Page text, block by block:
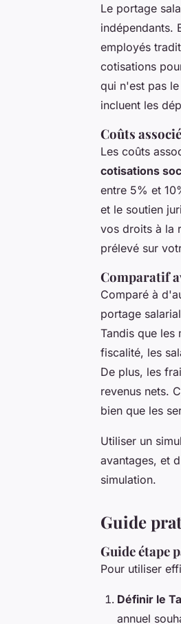
Le portage
indépendants.
employés
cotisations
qui n'est pas
incluent les
Coûts
Les coûts
cotisations
entre 5% et
et le soutien
vos droits à la
prélevé sur
Comparatif
Comparé à
portage
Tandis que les
fiscalité, les
De plus, les
revenus nets.
bien que les
Utiliser un
avantages, et
simulation.
Guide
Guide étape
Pour utiliser
Définir le
annuel